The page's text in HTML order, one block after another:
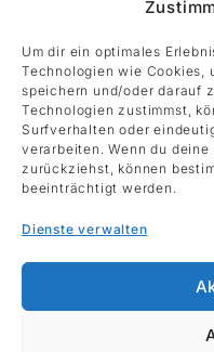
Um dir ein optimales
Technologien wie Cookies,
speichern und/oder darauf
Technologien zustimmst,
Surfverhalten oder
verarbeiten. Wenn du
zurückziehst, können
beeinträchtigt werden.
Dienste verwalten